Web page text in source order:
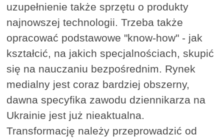
uzupełnienie także sprzętu o produkty
najnowszej technologii. Trzeba także
opracować podstawowe "know-how" - jak
kształcić, na jakich specjalnościach, skupić
się na nauczaniu bezpośrednim. Rynek
medialny jest coraz bardziej obszerny,
dawna specyfika zawodu dziennikarza na
Ukrainie jest już nieaktualna.
Transformację należy przeprowadzić od